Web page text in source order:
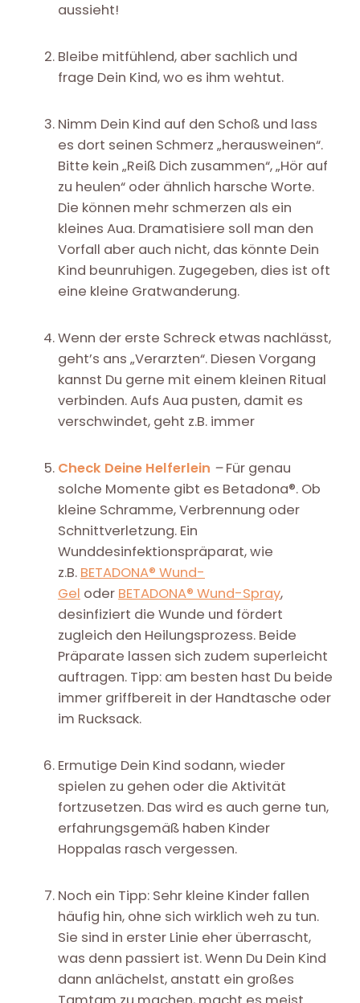
aussieht!
Bleibe mitfühlend, aber sachlich und
frage Dein Kind, wo es ihm wehtut.
Nimm Dein Kind auf den Schoß und lass
es dort seinen Schmerz „herausweinen“.
Bitte kein „Reiß Dich zusammen“, „Hör auf
zu heulen“ oder ähnlich harsche Worte.
Die können mehr schmerzen als ein
kleines Aua. Dramatisiere soll man den
Vorfall aber auch nicht, das könnte Dein
Kind beunruhigen. Zugegeben, dies ist oft
eine kleine Gratwanderung.
Wenn der erste Schreck etwas nachlässt,
geht’s ans „Verarzten“. Diesen Vorgang
kannst Du gerne mit einem kleinen Ritual
verbinden. Aufs Aua pusten, damit es
verschwindet, geht z.B. immer
Check Deine Helferlein –Für genau
solche Momente gibt es Betadona®. Ob
kleine Schramme, Verbrennung oder
Schnittverletzung. Ein
Wunddesinfektionspräparat, wie
z.B. BETADONA® Wund-
Gel oder BETADONA® Wund-Spray,
desinfiziert die Wunde und fördert
zugleich den Heilungsprozess. Beide
Präparate lassen sich zudem superleicht
auftragen. Tipp: am besten hast Du beide
immer griffbereit in der Handtasche oder
im Rucksack.
Ermutige Dein Kind sodann, wieder
spielen zu gehen oder die Aktivität
fortzusetzen. Das wird es auch gerne tun,
erfahrungsgemäß haben Kinder
Hoppalas rasch vergessen.
Noch ein Tipp: Sehr kleine Kinder fallen
häufig hin, ohne sich wirklich weh zu tun.
Sie sind in erster Linie eher überrascht,
was denn passiert ist. Wenn Du Dein Kind
dann anlächelst, anstatt ein großes